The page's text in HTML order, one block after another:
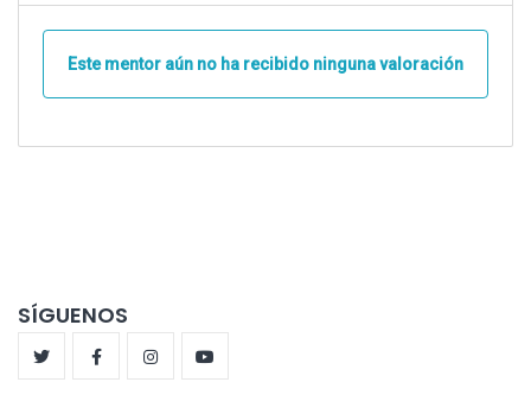
Este mentor aún no ha recibido ninguna valoración
SÍGUENOS